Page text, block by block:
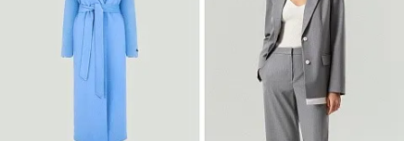
SALE
Платье-рубашка макси с принтом